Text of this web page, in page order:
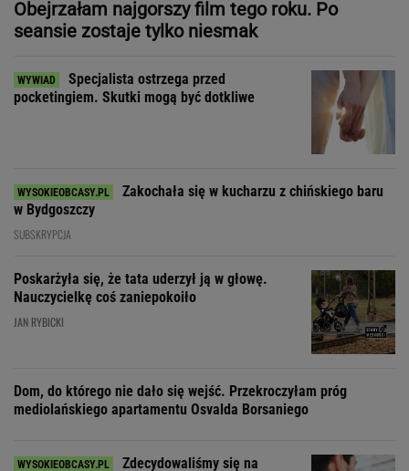
Obejrzałam najgorszy film tego roku. Po
seansie zostaje tylko niesmak
Specjalista ostrzega przed
pocketingiem. Skutki mogą być dotkliwe
Zakochała się w kucharzu z chińskiego baru
w Bydgoszczy
SUBSKRYPCJA
Poskarżyła się, że tata uderzył ją w głowę.
Nauczycielkę coś zaniepokoiło
JAN RYBICKI
Dom, do którego nie dało się wejść. Przekroczyłam próg
mediolańskiego apartamentu Osvalda Borsaniego
Zdecydowaliśmy się na